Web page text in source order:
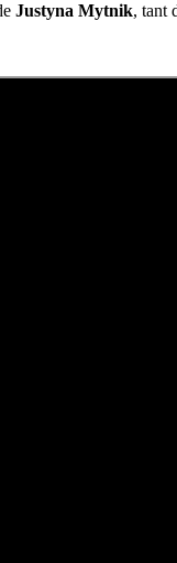
Justyna Mytnik, tant